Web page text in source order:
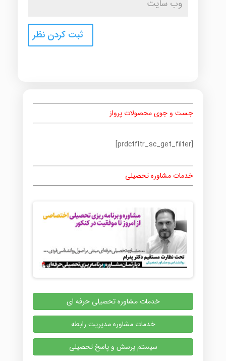
جست و جوی محصولات پرواز
[prdctfltr_sc_get_filter]
خدمات مشاوره تحصیلی
خدمات مشاوره تحصیلی حرفه ای
خدمات مشاوره مدیریت رابطه
سیستم پرسش و پاسخ تحصیلی